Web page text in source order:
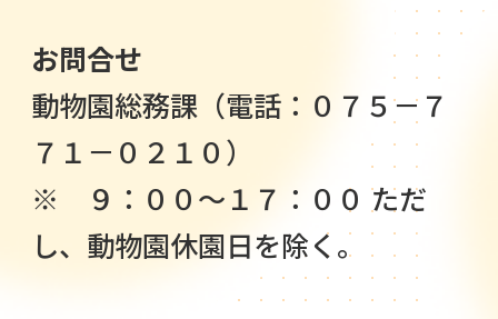
お問合せ
動物園総務課（電話：０７５－７
７１－０２１０）
※ ９：００～１７：００ ただ
し、動物園休園日を除く。